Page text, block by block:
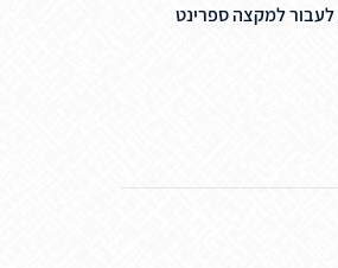
זה שמעוניינים לעבור למקצה ספרינט